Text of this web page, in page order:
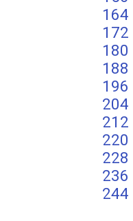
164
172
180
188
196
204
212
220
228
236
244